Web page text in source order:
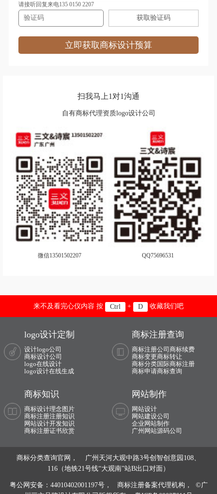
请接听回复来电135 0150 2207
获取验证码
立即获取商标设计预算
扫我马上1对1沟通
自有商标代理资质logo设计公司
微信13501502207 QQ75696531
来不及看完心仪内容 按 Ctrl + D 收藏我们吧
logo设计定制
设计logo公司
商标设计公司
logo在线设计
logo设计在线生成
商标注册查询
商标注册公司 商标续费
商标变更商标转让
商标分类国际商标注册
商标申请商标查询
商标知识
商标设计理念图片
商标注册注册知识
网站设计开发知识
商标注册证书欣赏
网站制作
网站设计
网站建设公司
企业网站制作
广州网站源码公司
商标分类查询官网， 广州天河大观中路3号创智创意园108、
116（地铁21号线“大观南”站B出口对面）
粤公网安备：44010402001197号，
商标注册备案代理机构， ©广